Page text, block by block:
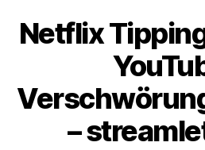
Netflix
–